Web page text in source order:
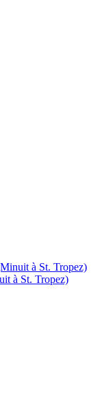
à St. Tropez)
à St. Tropez)